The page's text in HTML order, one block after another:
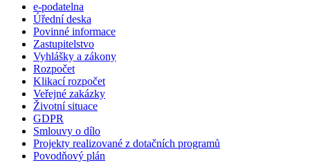
e-podatelna
Úřední deska
Povinné informace
Zastupitelstvo
Vyhlášky a zákony
Rozpočet
Klikací rozpočet
Veřejné zakázky
Životní situace
GDPR
Smlouvy o dílo
Projekty realizované z dotačních programů
Povodňový plán